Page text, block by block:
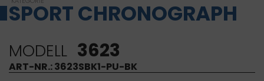
SPORT CHRONOGRAPH
MODELL 3623
ART-NR.: 3623SBK1-PU-BK